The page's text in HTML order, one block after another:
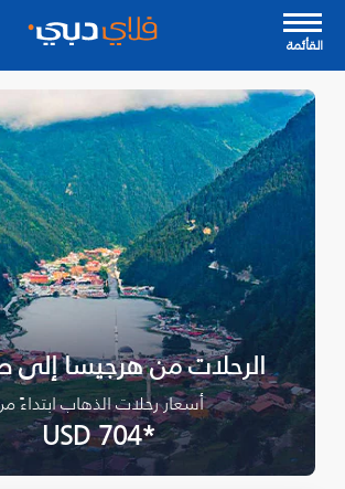
القأئمة
الرحلات من هرجيسا إلى
أسعار رحلات الذهاب ابتداءً
*USD 704